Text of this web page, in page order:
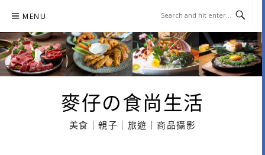
content
MENU
麥仔の食尚生活
美食｜親子｜旅遊｜商品攝影